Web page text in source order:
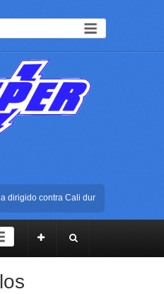
contra Cali durante la posesión
presidencial de Abelardo de la
escapara tras atacar a una